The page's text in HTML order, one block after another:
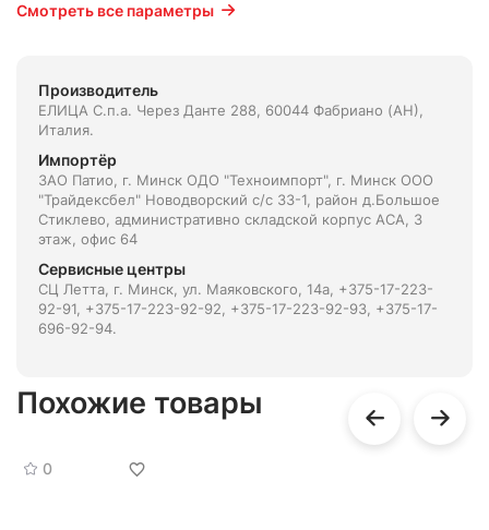
Смотреть все параметры
Производитель
ЕЛИЦА С.п.а. Через Данте 288, 60044 Фабриано (АН),
Италия.
Импортёр
ЗАО Патио, г. Минск ОДО "Техноимпорт", г. Минск ООО
"Трайдексбел" Новодворский с/с 33-1, район д.Большое
Стиклево, административно складской корпус АСА, 3
этаж, офис 64
Сервисные центры
СЦ Летта, г. Минск, ул. Маяковского, 14а, +375-17-223-
92-91, +375-17-223-92-92, +375-17-223-92-93, +375-17-
696-92-94.
Похожие товары
0